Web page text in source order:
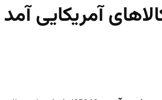
آمریکایی آمد